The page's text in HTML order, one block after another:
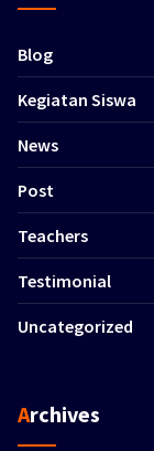
Blog
Kegiatan Siswa
News
Post
Teachers
Testimonial
Uncategorized
Archives